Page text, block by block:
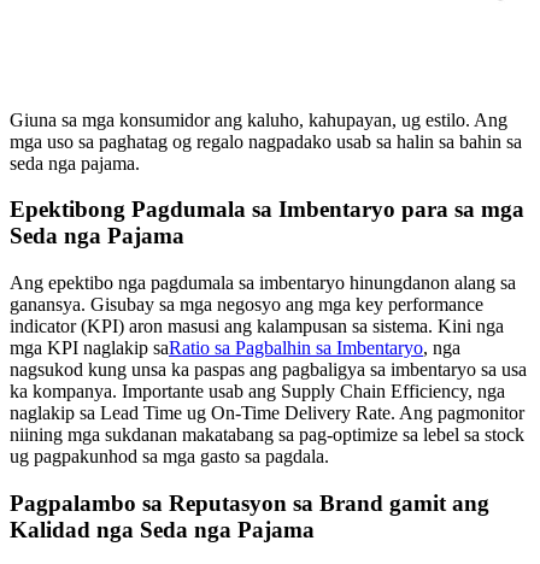
Giuna sa mga konsumidor ang kaluho, kahupayan, ug estilo. Ang
mga uso sa paghatag og regalo nagpadako usab sa halin sa bahin sa
seda nga pajama.
Epektibong Pagdumala sa Imbentaryo para sa mga
Seda nga Pajama
Ang epektibo nga pagdumala sa imbentaryo hinungdanon alang sa
ganansya. Gisubay sa mga negosyo ang mga key performance
indicator (KPI) aron masusi ang kalampusan sa sistema. Kini nga
mga KPI naglakip saRatio sa Pagbalhin sa Imbentaryo, nga
nagsukod kung unsa ka paspas ang pagbaligya sa imbentaryo sa usa
ka kompanya. Importante usab ang Supply Chain Efficiency, nga
naglakip sa Lead Time ug On-Time Delivery Rate. Ang pagmonitor
niining mga sukdanan makatabang sa pag-optimize sa lebel sa stock
ug pagpakunhod sa mga gasto sa pagdala.
Pagpalambo sa Reputasyon sa Brand gamit ang
Kalidad nga Seda nga Pajama